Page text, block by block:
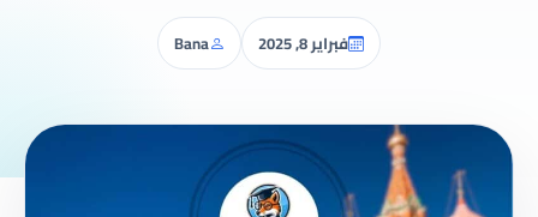
فبراير 8, 2025 Bana